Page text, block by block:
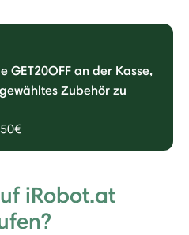
GET20OFF an der Kasse,
Zubehör zu
iRobot.at